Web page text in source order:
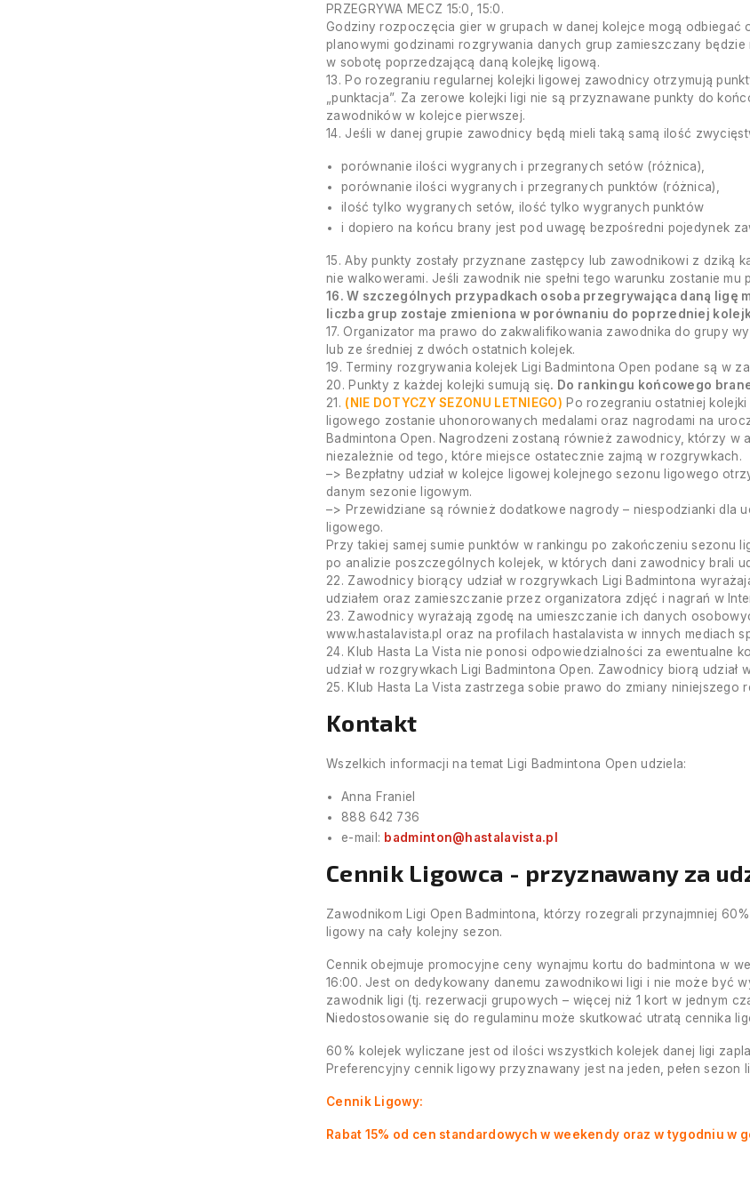
PRZEGRYWA MECZ 15:0, 15:0.
Godziny rozpoczęcia gier w grupach w danej kolejce mogą
planowymi godzinami rozgrywania danych grup zamieszczany
w sobotę poprzedzającą daną kolejkę ligową.
13. Po rozegraniu regularnej kolejki ligowej zawodnicy otrzymują
„punktacja”. Za zerowe kolejki ligi nie są przyznawane punkty do
zawodników w kolejce pierwszej.
14. Jeśli w danej grupie zawodnicy będą mieli taką samą ilość
porównanie ilości wygranych i przegranych setów (różnica),
porównanie ilości wygranych i przegranych punktów (różnica),
ilość tylko wygranych setów, ilość tylko wygranych punktów
i dopiero na końcu brany jest pod uwagę bezpośredni pojedynek
15. Aby punkty zostały przyznane zastępcy lub zawodnikowi z dziką
nie walkowerami. Jeśli zawodnik nie spełni tego warunku zostanie mu
16. W szczególnych przypadkach osoba przegrywająca daną ligę
liczba grup zostaje zmieniona w porównaniu do poprzedniej
17. Organizator ma prawo do zakwalifikowania zawodnika do grupy
lub ze średniej z dwóch ostatnich kolejek.
19. Terminy rozgrywania kolejek Ligi Badmintona Open podane są w
20. Punkty z każdej kolejki sumują się. Do rankingu końcowego
21. (NIE DOTYCZY SEZONU LETNIEGO) Po rozegraniu ostatniej
ligowego zostanie uhonorowanych medalami oraz nagrodami na
Badmintona Open. Nagrodzeni zostaną również zawodnicy, którzy
niezależnie od tego, które miejsce ostatecznie zajmą w rozgrywkach.
–> Bezpłatny udział w kolejce ligowej kolejnego sezonu ligowego
danym sezonie ligowym.
–> Przewidziane są również dodatkowe nagrody – niespodzianki
ligowego.
Przy takiej samej sumie punktów w rankingu po zakończeniu
po analizie poszczególnych kolejek, w których dani zawodnicy brali
22. Zawodnicy biorący udział w rozgrywkach Ligi Badmintona
udziałem oraz zamieszczanie przez organizatora zdjęć i nagrań w
23. Zawodnicy wyrażają zgodę na umieszczanie ich danych
www.hastalavista.pl oraz na profilach hastalavista w innych mediach
24. Klub Hasta La Vista nie ponosi odpowiedzialności za
udział w rozgrywkach Ligi Badmintona Open. Zawodnicy biorą udział
25. Klub Hasta La Vista zastrzega sobie prawo do zmiany niniejszego
Kontakt
Wszelkich informacji na temat Ligi Badmintona Open udziela:
Anna Franiel
888 642 736
e-mail: badminton@hastalavista.pl
Cennik Ligowca - przyznawany za
Zawodnikom Ligi Open Badmintona, którzy rozegrali przynajmniej
ligowy na cały kolejny sezon.
Cennik obejmuje promocyjne ceny wynajmu kortu do badmintona w
16:00. Jest on dedykowany danemu zawodnikowi ligi i nie może
zawodnik ligi (tj. rezerwacji grupowych – więcej niż 1 kort w jednym
Niedostosowanie się do regulaminu może skutkować utratą cennika
60% kolejek wyliczane jest od ilości wszystkich kolejek danej ligi
Preferencyjny cennik ligowy przyznawany jest na jeden, pełen sezon
Cennik Ligowy:
Rabat 15% od cen standardowych w weekendy oraz w tygodniu w